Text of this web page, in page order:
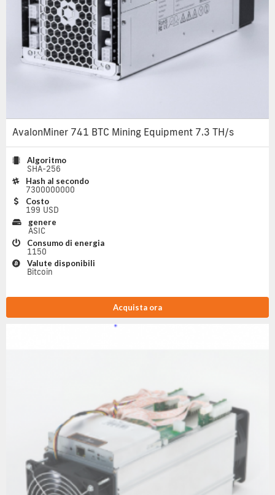
AvalonMiner 741 BTC Mining Equipment 7.3 TH/s
Algoritmo
SHA-256
Hash al secondo
7300000000
Costo
199 USD
genere
ASIC
Consumo di energia
1150
Valute disponibili
Bitcoin
Acquista ora